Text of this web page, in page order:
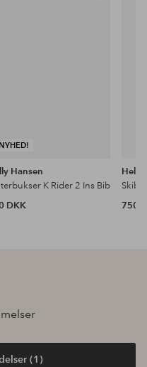
Hansen
K Rider 2 Ins Bib
DKK
Helly
750
(1)